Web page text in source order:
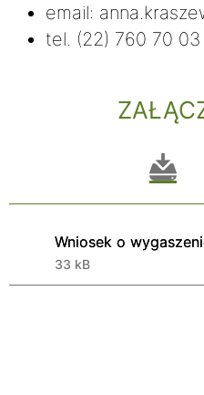
email:
tel. (22) 760 70 03
Wniosek o
33 kB